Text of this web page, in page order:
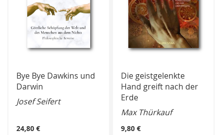
Bye Bye Dawkins und
Darwin
Josef Seifert
24,80 €
Die geistgelenkte
Hand greift nach der
Erde
Max Thürkauf
9,80 €